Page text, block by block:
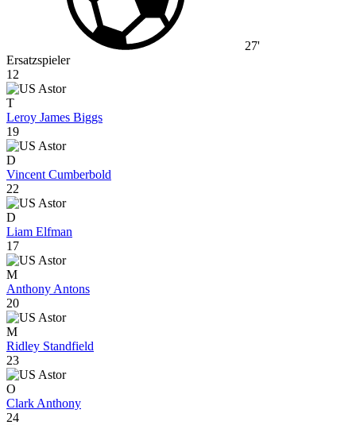
27'
Ersatzspieler
12
T
Leroy James Biggs
19
D
Vincent Cumberbold
22
D
Liam Elfman
17
M
Anthony Antons
20
M
Ridley Standfield
23
O
Clark Anthony
24